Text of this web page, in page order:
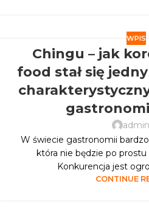
WPIS
Chingu – jak
food stał się
admin
W świecie gastronomii
która nie będzie po prostu
Konkurencja jest
CONTINUE